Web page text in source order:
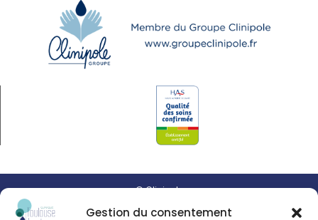
Gestion du consentement
© Clinipole